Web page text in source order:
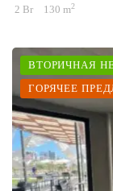
2 Br 130 m2
ВТОРИЧНАЯ
ГОРЯЧЕЕ